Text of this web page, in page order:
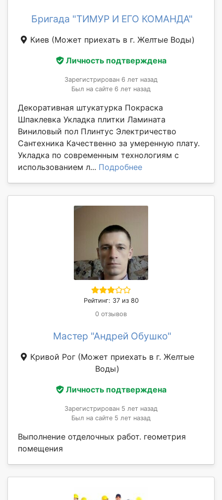
Бригада "ТИМУР И ЕГО КОМАНДА"
Киев (Может приехать в г. Желтые Воды)
Личность подтверждена
Зарегистрирован 6 лет назад
Был на сайте 6 лет назад
Декоративная штукатурка Покраска
Шпаклевка Укладка плитки Ламината
Виниловый пол Плинтус Электричество
Сантехника Качественно за умеренную плату.
Укладка по современным технологиям с
использованием л... Подробнее
Рейтинг: 37 из 80
0 отзывов
Мастер "Андрей Обушко"
Кривой Рог (Может приехать в г. Желтые
Воды)
Личность подтверждена
Зарегистрирован 5 лет назад
Был на сайте 5 лет назад
Выполнение отделочных работ. геометрия
помещения